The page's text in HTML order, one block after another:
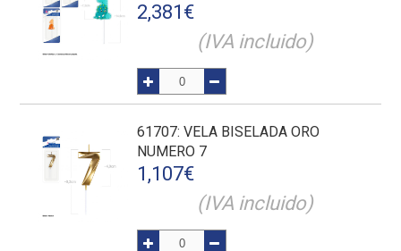
2,381 €
(IVA incluido)
61707: VELA BISELADA ORO
NUMERO 7
1,107€
(IVA incluido)